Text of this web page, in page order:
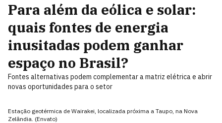
Para além da eólica e solar:
quais fontes de energia
inusitadas podem ganhar
espaço no Brasil?
Fontes alternativas podem complementar a matriz elétrica e abrir
novas oportunidades para o setor
Estação geotérmica de Wairakei, localizada próxima a Taupo, na Nova
Zelândia. (Envato)